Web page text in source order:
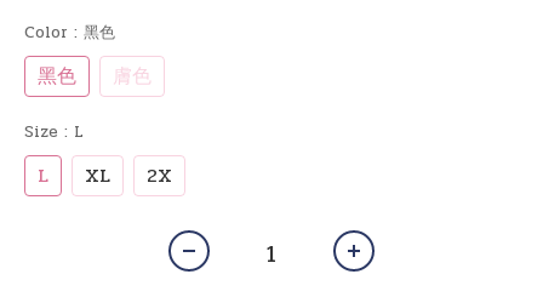
Color : 黑色
黑色 膚色
Size : L
L XL 2X